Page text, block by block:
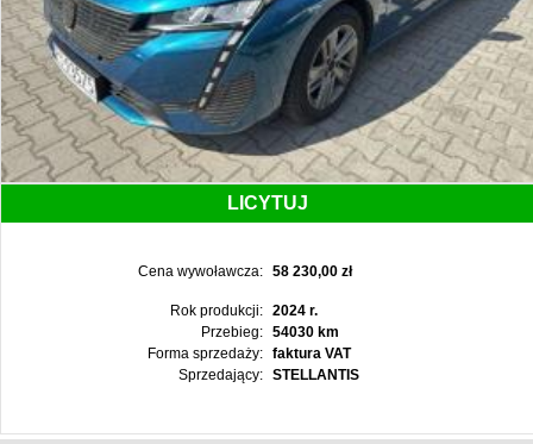
LICYTUJ
Cena wywoławcza: 58 230,00 zł
Rok produkcji:
2024 r.
Przebieg:
54030 km
Forma sprzedaży:
faktura VAT
Sprzedający:
STELLANTIS